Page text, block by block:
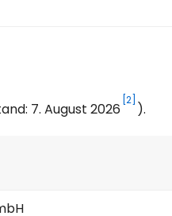
7. August 2026 [2] ).